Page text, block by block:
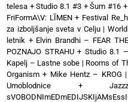
telesa +Studio 8.1 #3 + Šum #16
FriFormA\V: LĪMEN+ Festival
za izboljšanje sveta v Celju |
letnik + Elvin Brandhi – FEAR
POZNAJO STRAHU+ Studio 8.1
Kapelj – Lastne sobe | Rooms of
Organism + Mike Hentz – KROG
Umoblodnice +